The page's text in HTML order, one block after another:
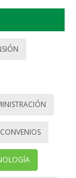
CONVENIOS